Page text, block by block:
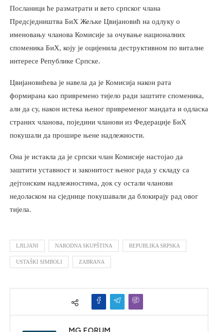
Посланици ће разматрати и вето српског члана
Предсједништва БиХ Жељке Цвијановић на одлуку о
именовању чланова Комисије за очување националних
споменика БиХ, коју је оцијенила деструктивном по виталне
интересе Републике Српске.
Цвијановићева је навела да је Комисија након рата
формирана као привремено тијело ради заштите споменика,
али да су, након истека њеног привременог мандата и одласка
страних чланова, поједини чланови из Федерације БиХ
покушали да прошире њене надлежности.
Она је истакла да је српски члан Комисије настојао да
заштити уставност и законитост њеног рада у складу са
дејтонским надлежностима, док су остали чланови
недоласком на сједнице покушавали да блокирају рад овог
тијела.
LJILJANI NARODNA SKUPŠTINA REPUBLIKA SRPSKA
USTAŠKI SIMBOLI ZABRANA